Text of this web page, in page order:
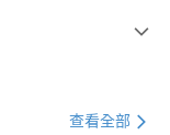
查看全部